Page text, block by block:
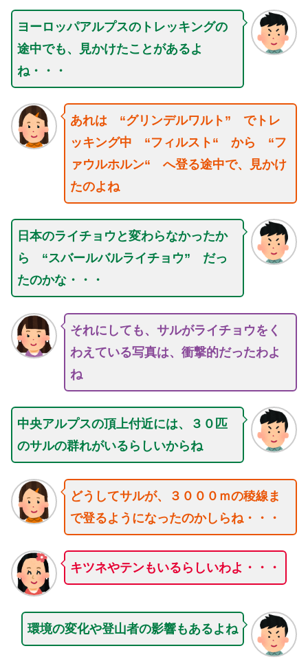
ヨーロッパアルプスのトレッキングの
途中でも、見かけたことがあるよ
ね・・・
あれは “グリンデルワルト” でトレ
ッキング中 “フィルスト“ から “フ
ァウルホルン“ へ登る途中で、見かけ
たのよね
日本のライチョウと変わらなかったか
ら “スバールバルライチョウ” だっ
たのかな・・・
それにしても、サルがライチョウをく
わえている写真は、衝撃的だったわよ
ね
中央アルプスの頂上付近には、３０匹
のサルの群れがいるらしいからね
どうしてサルが、３０００ｍの稜線ま
で登るようになったのかしらね・・・
キツネやテンもいるらしいわよ・・・
環境の変化や登山者の影響もあるよね